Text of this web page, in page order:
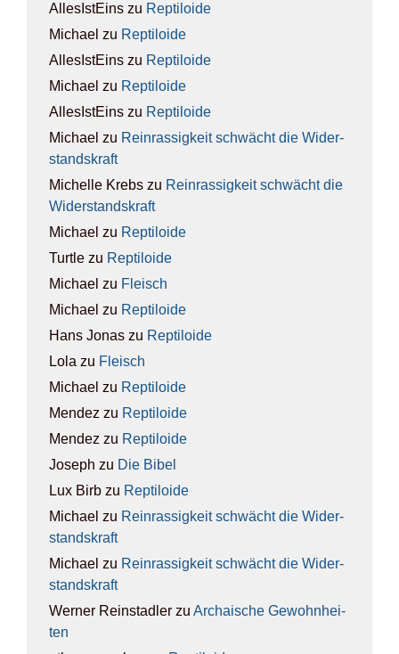
AllesIstEins zu Rep­ti­lo­ide
Michael zu Rep­ti­lo­ide
AllesIstEins zu Rep­ti­lo­ide
Michael zu Rep­ti­lo­ide
AllesIstEins zu Rep­ti­lo­ide
Michael zu Rein­ras­sig­keit schwächt die Wider­
stands­kraft
Michelle Krebs zu Rein­ras­sig­keit schwächt die
Wider­stands­kraft
Michael zu Rep­ti­lo­ide
Turtle zu Rep­ti­lo­ide
Michael zu Fleisch
Michael zu Rep­ti­lo­ide
Hans Jonas zu Rep­ti­lo­ide
Lola zu Fleisch
Michael zu Rep­ti­lo­ide
Mendez zu Rep­ti­lo­ide
Mendez zu Rep­ti­lo­ide
Joseph zu Die Bibel
Lux Birb zu Rep­ti­lo­ide
Michael zu Rein­ras­sig­keit schwächt die Wider­
stands­kraft
Michael zu Rein­ras­sig­keit schwächt die Wider­
stands­kraft
Werner Reinstadler zu Archai­sche Gewohn­hei­
ten